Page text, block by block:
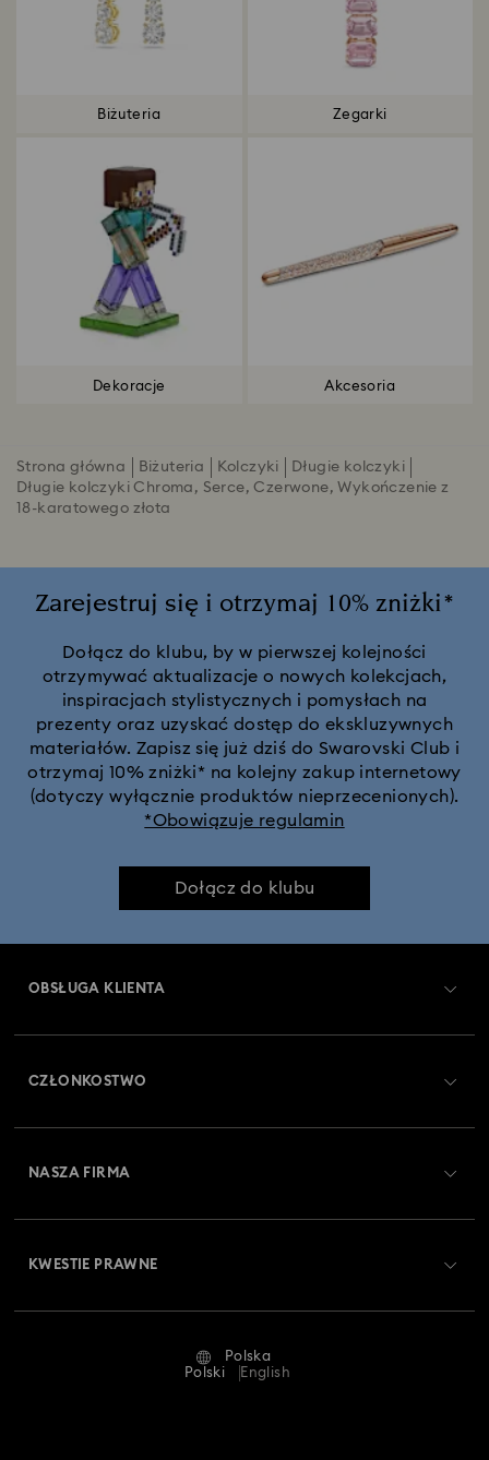
Biżuteria Zegarki
Dekoracje Akcesoria
Strona główna Biżuteria Kolczyki
Długie kolczyki
Długie kolczyki Chroma, Serce, Czerwone, Wykończenie z
18-karatowego złota
Zarejestruj się i otrzymaj 10% zniżki*
Dołącz do klubu, by w pierwszej kolejności
otrzymywać aktualizacje o nowych kolekcjach,
inspiracjach stylistycznych i pomysłach na
prezenty oraz uzyskać dostęp do ekskluzywnych
materiałów. Zapisz się już dziś do Swarovski Club i
otrzymaj 10% zniżki* na kolejny zakup internetowy
(dotyczy wyłącznie produktów nieprzecenionych).
*Obowiązuje regulamin
Dołącz do klubu
OBSŁUGA KLIENTA
Zwroty i wymiana towaru
Status naprawy
CZŁONKOSTWO
NASZA FIRMA
KWESTIE PRAWNE
Polska
Polski
English